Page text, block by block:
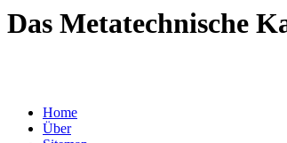
Das Metatechnische
Home
Über